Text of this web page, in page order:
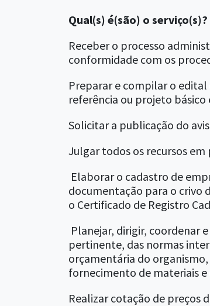
Qual(s) é(são) o serviço(s)?
Receber o processo
conformidade com os
Preparar e compilar o
referência ou projeto básico
Solicitar a publicação do
Julgar todos os recursos
Elaborar o cadastro de
documentação para o crivo
o Certificado de Registro
Planejar, dirigir, coordenar
pertinente, das normas
orçamentária do
fornecimento de materiais
Realizar cotação de preços